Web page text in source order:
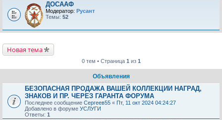
ДОСААФ
Модератор: Русант
Темы: 52
Новая тема
0 тем • Страница 1 из 1
Объявления
БЕЗОПАСНАЯ ПРОДАЖА ВАШЕЙ КОЛЛЕКЦИИ НАГРАД,
ЗНАКОВ И ПР. ЧЕРЕЗ ГАРАНТА ФОРУМА
Последнее сообщение Сергеев55 « Пт, 11 окт 2024 04:24:27
Добавлено в форуме УСЛУГИ
Ответы: 1